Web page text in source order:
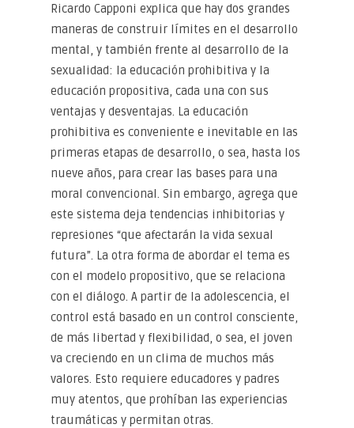
Ricardo Capponi explica que hay dos grandes
maneras de construir límites en el desarrollo
mental, y también frente al desarrollo de la
sexualidad: la educación prohibitiva y la
educación propositiva, cada una con sus
ventajas y desventajas. La educación
prohibitiva es conveniente e inevitable en las
primeras etapas de desarrollo, o sea, hasta los
nueve años, para crear las bases para una
moral convencional. Sin embargo, agrega que
este sistema deja tendencias inhibitorias y
represiones “que afectarán la vida sexual
futura”. La otra forma de abordar el tema es
con el modelo propositivo, que se relaciona
con el diálogo. A partir de la adolescencia, el
control está basado en un control consciente,
de más libertad y flexibilidad, o sea, el joven
va creciendo en un clima de muchos más
valores. Esto requiere educadores y padres
muy atentos, que prohíban las experiencias
traumáticas y permitan otras.